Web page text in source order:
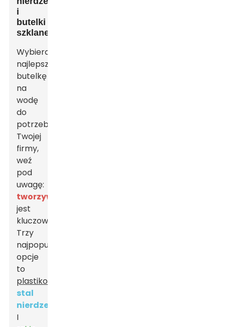
i
butelki
szklane
Wybierając
najlepszą
butelkę
na
wodę
do
potrzeb
Twojej
firmy,
weź
pod
uwagę:
tworzywo
jest
kluczowe.
Trzy
najpopularniejsze
opcje
to
plastikowy
stal
nierdzewna
I